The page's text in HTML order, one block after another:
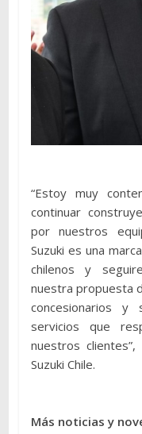
“Estoy muy
continuar
por nuestros
Suzuki es una
chilenos y
nuestra propuesta
concesionarios y
servicios que
nuestros
Suzuki Chile.
Más noticias y